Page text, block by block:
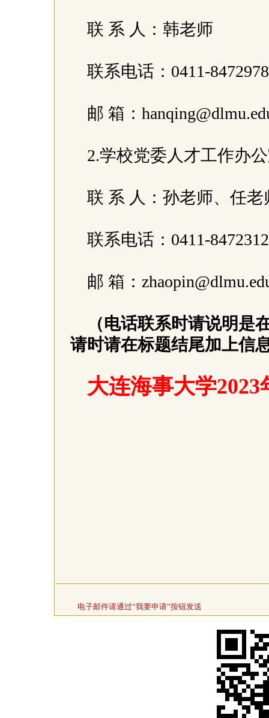
联 系 人：韩老师
联系电话：0411-
邮 箱：
2.学校党委人才工作办
联 系 人：孙老师、任
联系电话：0411-
邮 箱：
（电话联系时请说明是
请时请在标题结尾加上信
大连海事大学
电子邮件请通过“我要申请”按钮发送